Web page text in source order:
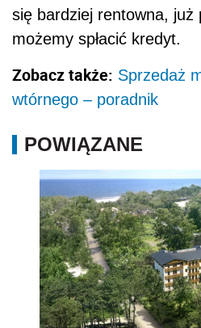
się bardziej rentowna, już
możemy spłacić kredyt.
Zobacz także: Sprzedaż
wtórnego – poradnik
POWIĄZANE